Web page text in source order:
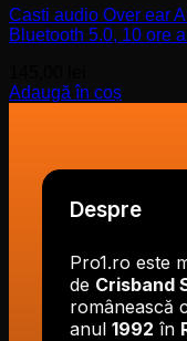
Casti audio Over ear
Bluetooth 5.0, 10 ore
Adaugă în coș
Despre
Pro1.ro este
de Crisband
românească
anul 1992 în